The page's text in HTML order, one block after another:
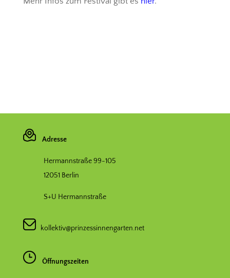
Adresse
Hermannstraße 99-105
12051 Berlin
S+U Hermannstraße
kollektiv@prinzessinnengarten.net
Öffnungszeiten